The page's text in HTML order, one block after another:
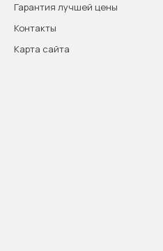
Гарантия лучшей цены
Контакты
Карта сайта